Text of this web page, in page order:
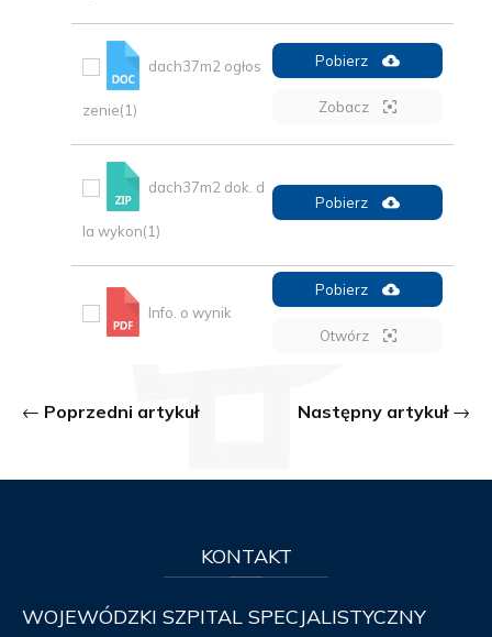
dach37m2 ogłos
zenie(1)
Pobierz
Zobacz
dach37m2 dok. d
la wykon(1)
Pobierz
Info. o wynik
Pobierz
Otwórz
Poprzedni artykuł Następny artykuł
KONTAKT
WOJEWÓDZKI SZPITAL SPECJALISTYCZNY